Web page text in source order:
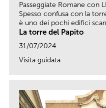
Passeggiate Romane con
Spesso confusa con la
è uno dei pochi edifici
La torre del Papito
31/07/2024
Visita guidata